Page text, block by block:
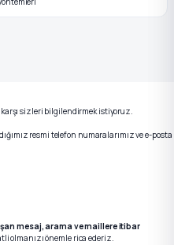
sizleri bilgilendirmek istiyoruz.
resmi telefon numaralarımız ve e-posta
mesaj, arama ve maillere itibar
olmanızı önemle rica ederiz.